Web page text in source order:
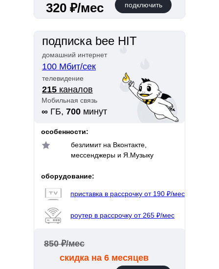
подписка bee HIT
домашний интернет
телевидение
Мобильная связь
100 Мбит/сек
215 каналов
∞ ГБ, 700 минут
безлимит на Вконтакте,
мессенджеры и Я.Музыку
приставка в рассрочку от 190 ₽/мес
роутер в рассрочку от 265 ₽/мес
оборудование:
особенности:
850 ₽/мес
скидка на 6 месяцев
подключить
320 ₽/мес